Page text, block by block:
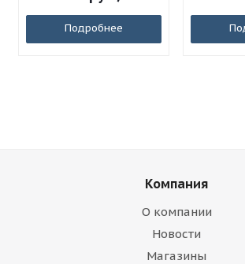
Подробнее
Компания
О компании
Новости
Магазины